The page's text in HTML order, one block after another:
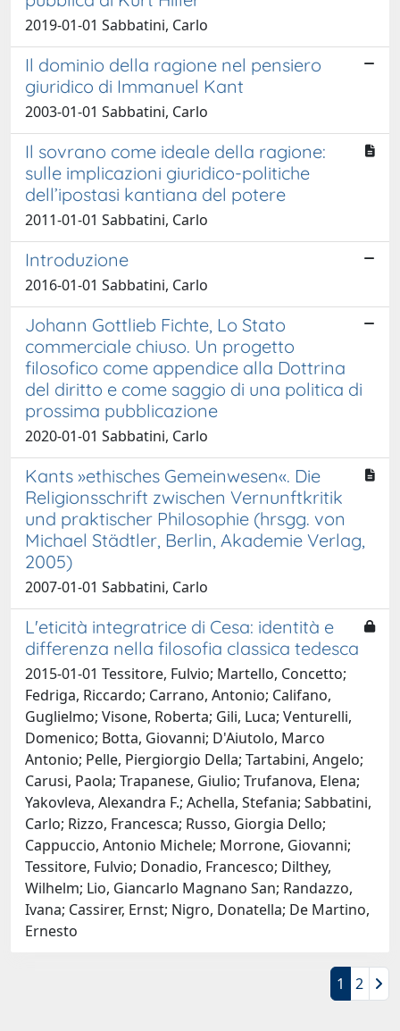
2019-01-01 Sabbatini, Carlo
Il dominio della ragione nel pensiero
giuridico di Immanuel Kant
2003-01-01 Sabbatini, Carlo
Il sovrano come ideale della ragione:
sulle implicazioni giuridico-politiche
dell’ipostasi kantiana del potere
2011-01-01 Sabbatini, Carlo
Introduzione
2016-01-01 Sabbatini, Carlo
Johann Gottlieb Fichte, Lo Stato
commerciale chiuso. Un progetto
filosofico come appendice alla Dottrina
del diritto e come saggio di una politica di
prossima pubblicazione
2020-01-01 Sabbatini, Carlo
Kants »ethisches Gemeinwesen«. Die
Religionsschrift zwischen Vernunftkritik
und praktischer Philosophie (hrsgg. von
Michael Städtler, Berlin, Akademie Verlag,
2005)
2007-01-01 Sabbatini, Carlo
L'eticità integratrice di Cesa: identità e
differenza nella filosofia classica tedesca
2015-01-01 Tessitore, Fulvio; Martello, Concetto;
Fedriga, Riccardo; Carrano, Antonio; Califano,
Guglielmo; Visone, Roberta; Gili, Luca; Venturelli,
Domenico; Botta, Giovanni; D'Aiutolo, Marco
Antonio; Pelle, Piergiorgio Della; Tartabini, Angelo;
Carusi, Paola; Trapanese, Giulio; Trufanova, Elena;
Yakovleva, Alexandra F.; Achella, Stefania; Sabbatini,
Carlo; Rizzo, Francesca; Russo, Giorgia Dello;
Cappuccio, Antonio Michele; Morrone, Giovanni;
Tessitore, Fulvio; Donadio, Francesco; Dilthey,
Wilhelm; Lio, Giancarlo Magnano San; Randazzo,
Ivana; Cassirer, Ernst; Nigro, Donatella; De Martino,
Ernesto
1 2